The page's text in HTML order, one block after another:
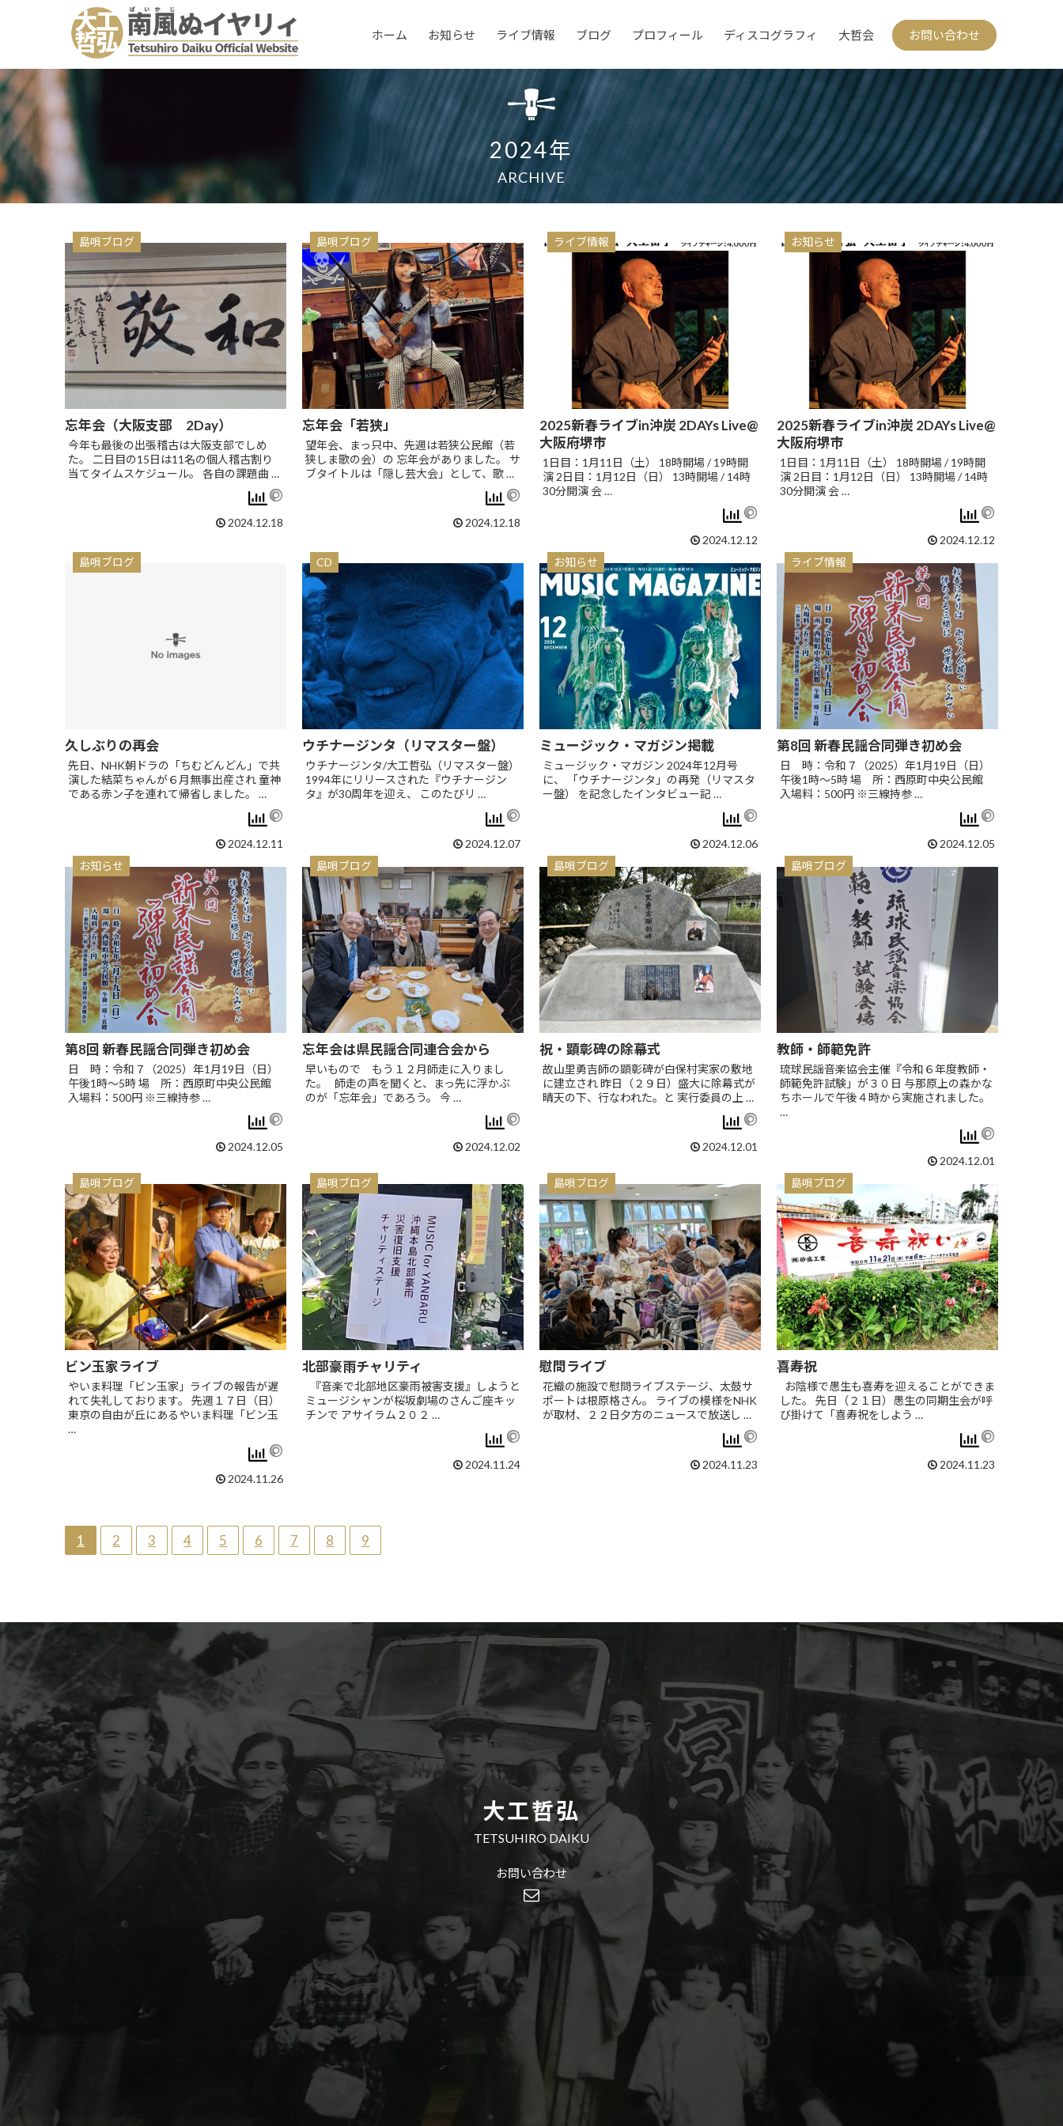
ホーム お知らせ ライブ情報 ブログ プロフィール ディスコグラフィ 大哲会 お問い合わせ
2024年
ARCHIVE
島唄ブログ
忘年会（大阪支部 2Day）
今年も最後の出張稽古は大阪支部でしめ
た。 二日目の15日は11名の個人稽古割り
当てタイムスケジュール。 各自の課題曲 …
2024.12.18
島唄ブログ
忘年会「若狭」
望年会、まっ只中、先週は若狭公民館（若
狭しま歌の会）の 忘年会がありました。 サ
ブタイトルは「隠し芸大会」として、歌 …
2024.12.18
ライブ情報
2025新春ライブin沖炭 2DAYs Live@
大阪府堺市
1日目：1月11日（土） 18時開場 / 19時開
演 2日目：1月12日（日） 13時開場 / 14時
30分開演 会 …
2024.12.12
お知らせ
2025新春ライブin沖炭 2DAYs Live@
大阪府堺市
1日目：1月11日（土） 18時開場 / 19時開
演 2日目：1月12日（日） 13時開場 / 14時
30分開演 会 …
2024.12.12
島唄ブログ
久しぶりの再会
先日、NHK朝ドラの「ちむどんどん」で共
演した結菜ちゃんが６月無事出産され 童神
である赤ン子を連れて帰省しました。 …
2024.12.11
CD
ウチナージンタ（リマスター盤）
ウチナージンタ/大工哲弘（リマスター盤）
1994年にリリースされた『ウチナージン
タ』が30周年を迎え、 このたびリ …
2024.12.07
お知らせ
ミュージック・マガジン掲載
ミュージック・マガジン 2024年12月号
に、 「ウチナージンタ」の再発（リマスタ
ー盤） を記念したインタビュー記 …
2024.12.06
ライブ情報
第8回 新春民謡合同弾き初め会
日 時：令和７（2025）年1月19日（日）
午後1時～5時 場 所：西原町中央公民館
入場料：500円 ※三線持参 …
2024.12.05
お知らせ
第8回 新春民謡合同弾き初め会
日 時：令和７（2025）年1月19日（日）
午後1時～5時 場 所：西原町中央公民館
入場料：500円 ※三線持参 …
2024.12.05
島唄ブログ
忘年会は県民謡合同連合会から
早いもので もう１２月師走に入りまし
た。 師走の声を聞くと、まっ先に浮かぶ
のが「忘年会」であろう。 今 …
2024.12.02
島唄ブログ
祝・顕彰碑の除幕式
故山里勇吉師の顕彰碑が白保村実家の敷地
に建立され 昨日（２９日）盛大に除幕式が
晴天の下、行なわれた。と 実行委員の上 …
2024.12.01
島唄ブログ
教師・師範免許
琉球民謡音楽協会主催『令和６年度教師・
師範免許試験」が３０日 与那原上の森かな
ちホールで午後４時から実施されました。
…
2024.12.01
島唄ブログ
ビン玉家ライブ
やいま料理「ビン玉家」ライブの報告が遅
れて失礼しております。 先週１７日（日）
東京の自由が丘にあるやいま料理「ビン玉
…
2024.11.26
島唄ブログ
北部豪雨チャリティ
『音楽で北部地区豪雨被害支援』しようと
ミュージシャンが桜坂劇場のさんご座キッ
チンで アサイラム２０２ …
2024.11.24
島唄ブログ
慰問ライブ
花織の施設で慰問ライブステージ、太鼓サ
ポートは根原格さん。 ライブの模様をNHK
が取材、２２日夕方のニュースで放送し …
2024.11.23
島唄ブログ
喜寿祝
お陰様で愚生も喜寿を迎えることができま
した。 先日（２１日）愚生の同期生会が呼
び掛けて「喜寿祝をしよう …
2024.11.23
1 2 3 4 5 6 7 8 9
大工哲弘
TETSUHIRO DAIKU
お問い合わせ